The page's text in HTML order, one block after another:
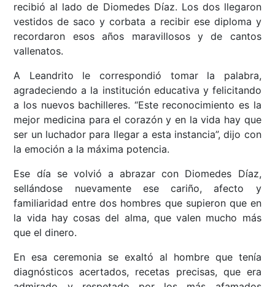
recibió al lado de Diomedes Díaz. Los dos llegaron
vestidos de saco y corbata a recibir ese diploma y
recordaron esos años maravillosos y de cantos
vallenatos.
A Leandrito le correspondió tomar la palabra,
agradeciendo a la institución educativa y felicitando
a los nuevos bachilleres. “Este reconocimiento es la
mejor medicina para el corazón y en la vida hay que
ser un luchador para llegar a esta instancia”, dijo con
la emoción a la máxima potencia.
Ese día se volvió a abrazar con Diomedes Díaz,
sellándose nuevamente ese cariño, afecto y
familiaridad entre dos hombres que supieron que en
la vida hay cosas del alma, que valen mucho más
que el dinero.
En esa ceremonia se exaltó al hombre que tenía
diagnósticos acertados, recetas precisas, que era